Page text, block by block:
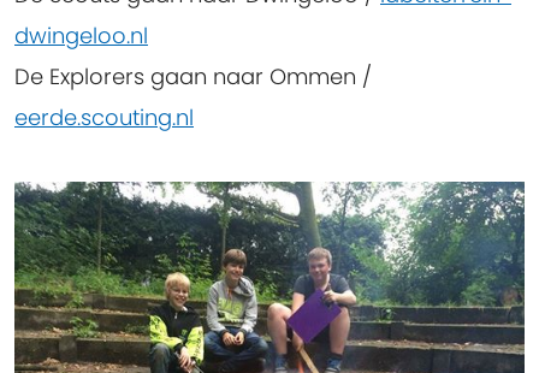
dwingeloo.nl
De Explorers gaan naar Ommen /
eerde.scouting.nl